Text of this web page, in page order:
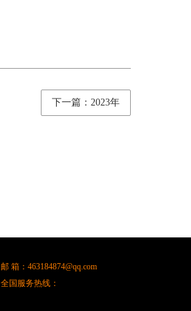
下一篇：2023年
邮 箱：463184874@qq.com
全国服务热线：